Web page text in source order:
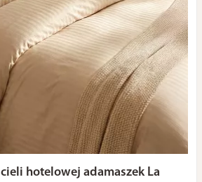
hotelowej adamaszek La